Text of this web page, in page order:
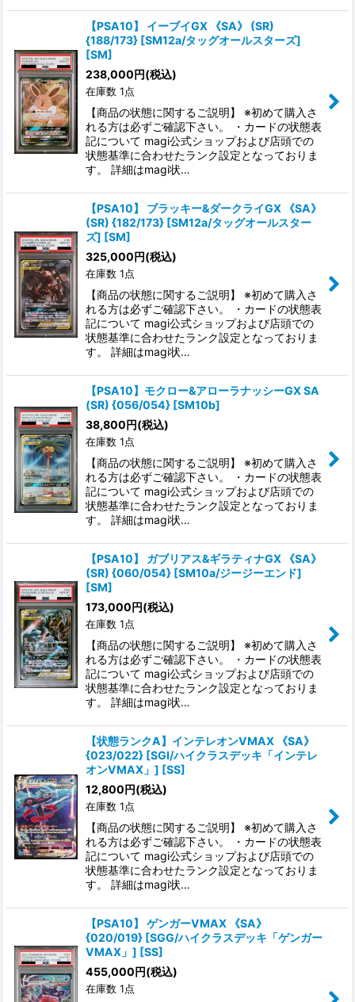
【PSA10】 イーブイGX 《SA》 (SR)
{188/173} [SM12a/タッグオールスターズ]
[SM]
238,000円(税込)
在庫数 1点
【商品の状態に関するご説明】 ※初めて購入さ
れる方は必ずご確認下さい。 ・カードの状態表
記について magi公式ショップおよび店頭での
状態基準に合わせたランク設定となっておりま
す。 詳細はmagi状…
【PSA10】 ブラッキー&ダークライGX 《SA》
(SR) {182/173} [SM12a/タッグオールスター
ズ] [SM]
325,000円(税込)
在庫数 1点
【商品の状態に関するご説明】 ※初めて購入さ
れる方は必ずご確認下さい。 ・カードの状態表
記について magi公式ショップおよび店頭での
状態基準に合わせたランク設定となっておりま
す。 詳細はmagi状…
【PSA10】モクロー&アローラナッシーGX SA
(SR) {056/054} [SM10b]
38,800円(税込)
在庫数 1点
【商品の状態に関するご説明】 ※初めて購入さ
れる方は必ずご確認下さい。 ・カードの状態表
記について magi公式ショップおよび店頭での
状態基準に合わせたランク設定となっておりま
す。 詳細はmagi状…
【PSA10】 ガブリアス&ギラティナGX 《SA》
(SR) {060/054} [SM10a/ジージーエンド]
[SM]
173,000円(税込)
在庫数 1点
【商品の状態に関するご説明】 ※初めて購入さ
れる方は必ずご確認下さい。 ・カードの状態表
記について magi公式ショップおよび店頭での
状態基準に合わせたランク設定となっておりま
す。 詳細はmagi状…
【状態ランクA】インテレオンVMAX 《SA》
{023/022} [SGI/ハイクラスデッキ「インテレ
オンVMAX」] [SS]
12,800円(税込)
在庫数 1点
【商品の状態に関するご説明】 ※初めて購入さ
れる方は必ずご確認下さい。 ・カードの状態表
記について magi公式ショップおよび店頭での
状態基準に合わせたランク設定となっておりま
す。 詳細はmagi状…
【PSA10】 ゲンガーVMAX 《SA》
{020/019} [SGG/ハイクラスデッキ「ゲンガー
VMAX」] [SS]
455,000円(税込)
在庫数 1点